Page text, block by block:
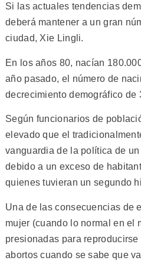
Si las actuales tendencias
deberá mantener a un gran
ciudad, Xie Lingli.
En los años 80, nacían
año pasado, el número de
decrecimiento demográfico de
Según funcionarios de
elevado que el
vanguardia de la política de
debido a un exceso de
quienes tuvieran un segundo
Una de las consecuencias de
mujer (cuando lo normal en el
presionadas para
abortos cuando se sabe que